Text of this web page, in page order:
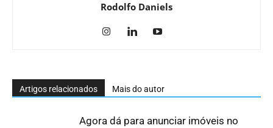
Rodolfo Daniels
Artigos relacionados Mais do autor
Agora dá para anunciar imóveis no